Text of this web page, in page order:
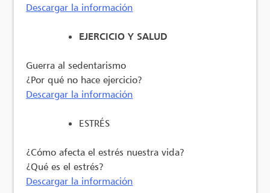
Descargar la información
EJERCICIO Y SALUD
Guerra al sedentarismo
¿Por qué no hace ejercicio?
Descargar la información
ESTRÉS
¿Cómo afecta el estrés nuestra vida?
¿Qué es el estrés?
Descargar la información